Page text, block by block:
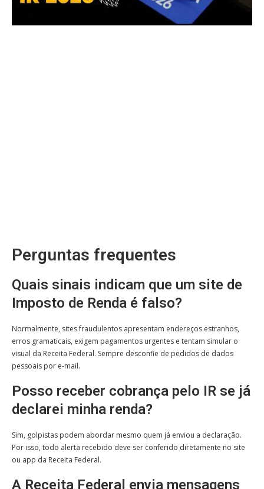
Perguntas frequentes
Quais sinais indicam que um site de
Imposto de Renda é falso?
Normalmente, sites fraudulentos apresentam endereços estranhos,
erros gramaticais, exigem pagamentos urgentes e tentam simular o
visual da Receita Federal. Sempre desconfie de pedidos de dados
pessoais por e-mail.
Posso receber cobrança pelo IR se já
declarei minha renda?
Sim, golpistas podem abordar mesmo quem já enviou a declaração.
Por isso, todo alerta recebido deve ser conferido diretamente no site
ou app da Receita Federal.
A Receita Federal envia mensagens